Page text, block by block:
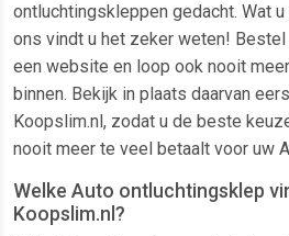
ontluchtingskleppen gedacht. Wat
ons vindt u het zeker weten!
een website en loop ook nooit
binnen. Bekijk in plaats daarvan
Koopslim.nl, zodat u de beste
nooit meer te veel betaalt voor uw
Welke Auto ontluchtingsklep
Koopslim.nl?